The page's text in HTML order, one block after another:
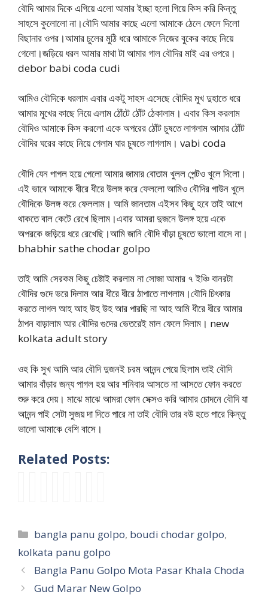
বৌদি আমার দিকে এগিয়ে এলো আমার ইচ্ছা হলো গিয়ে কিস করি কিন্তু
সাহসে কুলোলো না।বৌদি আমার কাছে এলো আমাকে ঠেলে ফেলে দিলো
বিছানার ওপর।আমার চুলের মুঠি ধরে আমাকে নিজের বুকের কাছে নিয়ে
গেলো।জড়িয়ে ধরল আমার মাথা টা আমার গাল বৌদির মাই এর ওপরে।
debor babi coda cudi
আমিও বৌদিকে ধরলাম এবার একটু সাহস এসেছে বৌদির মুখ দুহাতে ধরে
আমার মুখের কাছে নিয়ে এলাম ঠোঁটে ঠোঁট ঠেকালাম। এবার কিস করলাম
বৌদিও আমাকে কিস করলো একে অপরের ঠোঁট চুষতে লাগলাম আমার ঠোঁট
বৌদির ঘরের কাছে নিয়ে গেলাম ঘার চুষতে লাগলাম। vabi coda
বৌদি যেন পাগল হয়ে গেলো আমার জামার বোতাম খুলল পেন্টও খুলে দিলো।
এই ভাবে আমাকে ধীরে ধীরে উলঙ্গ করে ফেললো আমিও বৌদির গাউন খুলে
বৌদিকে উলঙ্গ করে ফেললাম। আমি জানতাম এইসব কিছু হবে তাই আগে
থাকতে বাল কেটে রেখে ছিলাম।এবার আমরা দুজনে উলঙ্গ হয়ে একে
অপরকে জড়িয়ে ধরে রেখেছি।আমি জানি বৌদি বাঁড়া চুষতে ভালো বাসে না।
bhabhir sathe chodar golpo
তাই আমি সেরকম কিছু চেষ্টাই করলাম না সোজা আমার ৭ ইঞ্চি বানরটা
বৌদির গুদে ভরে দিলাম আর ধীরে ধীরে ঠাপাতে লাগলাম।বৌদি চিৎকার
করতে লাগল আহ আহ উহ উহ আর পারছি না আহ আমি ধীরে ধীরে আমার
ঠাপন বাড়ালাম আর বৌদির গুদের ভেতরেই মাল ফেলে দিলাম। new
kolkata adult story
ওহ কি সুখ আমি আর বৌদি দুজনই চরম আনন্দ পেয়ে ছিলাম তাই বৌদি
আমার বাঁড়ার জন্য পাগল হয় আর শনিবার আসতে না আসতে ফোন করতে
শুরু করে দেয়। মাঝে মাঝে আমরা ফোন সেক্সও করি আমার চোদনে বৌদি যা
আনন্দ পাই সেটা সুজয় দা দিতে পারে না তাই বৌদি তার বউ হতে পারে কিন্তু
ভালো আমাকে বেশি বাসে।
Related Posts:
o
l
k
t
ধ্যে
ফে
লে
ই
শা
l
a
a
n
a
n
B
a
n
a
l
i
B
o
ক্সি
ফি
রে
র
a
t
B
a
l
a
p
a
n
Categories
bangla panu golpo, boudi chodar golpo,
kolkata panu golpo
Bangla Panu Golpo Mota Pasar Khala Choda
Gud Marar New Golpo